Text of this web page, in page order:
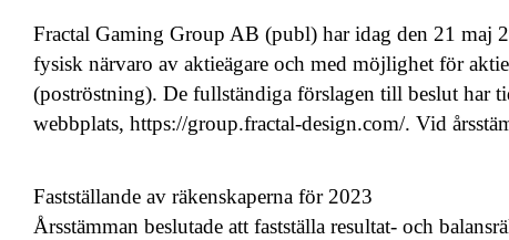
Fractal Gaming Group AB (publ) har idag den 21 maj
fysisk närvaro av aktieägare och med möjlighet för
(poströstning). De fullständiga förslagen till beslut har
webbplats, https://group.fractal-design.com/. Vid
Fastställande av räkenskaperna för 2023
Årsstämman beslutade att fastställa resultat- och